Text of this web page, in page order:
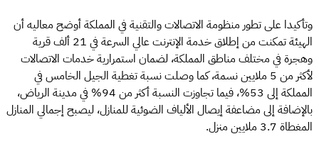
وتأكيدا على تطور منظومة الاتصالات والتقنية في المملكة أوضح معاليه أن
الهيئة تمكنت من إطلاق خدمة الإنترنت عالي السرعة في 21 ألف قرية
وهجرة في مختلف مناطق المملكة، لضمان استمرارية خدمات الاتصالات
لأكثر من 5 ملايين نسمة، كما وصلت نسبة تغطية الجيل الخامس في
المملكة إلى 53%، فيما تجاوزت النسبة أكثر من 94% في مدينة الرياض،
بالإضافة إلى مضاعفة إيصال الألياف الضوئية للمنازل، ليصبح إجمالي المنازل
المغطاة 3.7 ملايين منزل.